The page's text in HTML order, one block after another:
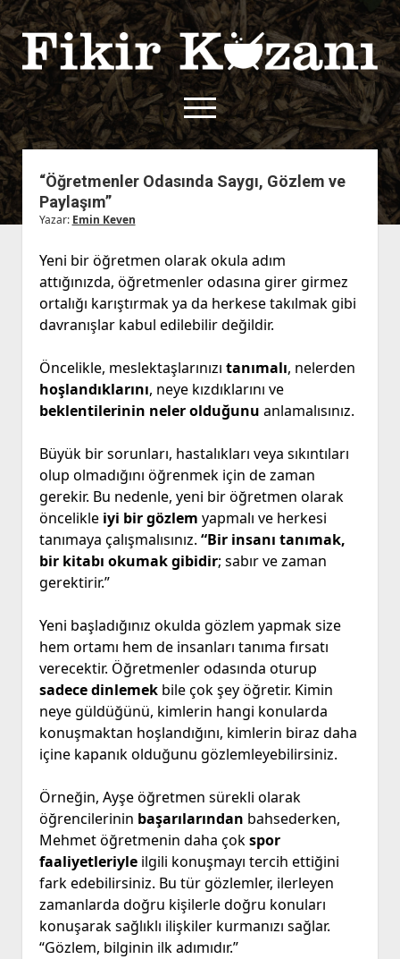
Fikir
Kazanı
menüyü
aç
twitterfacebook
rss
Gizlilik Politikası
Çerez Politikası
İletişim
Başvuru
“Öğretmenler Odasında Saygı, Gözlem ve
Paylaşım”
Yazar: Emin Keven
Yeni bir öğretmen olarak okula adım
attığınızda, öğretmenler odasına girer girmez
ortalığı karıştırmak ya da herkese takılmak gibi
davranışlar kabul edilebilir değildir.
Öncelikle, meslektaşlarınızı tanımalı, nelerden
hoşlandıklarını, neye kızdıklarını ve
beklentilerinin neler olduğunu anlamalısınız.
Büyük bir sorunları, hastalıkları veya sıkıntıları
olup olmadığını öğrenmek için de zaman
gerekir. Bu nedenle, yeni bir öğretmen olarak
öncelikle iyi bir gözlem yapmalı ve herkesi
tanımaya çalışmalısınız. “Bir insanı tanımak,
bir kitabı okumak gibidir; sabır ve zaman
gerektirir.”
Yeni başladığınız okulda gözlem yapmak size
hem ortamı hem de insanları tanıma fırsatı
verecektir. Öğretmenler odasında oturup
sadece dinlemekbile çok şey öğretir. Kimin
neye güldüğünü, kimlerin hangi konularda
konuşmaktan hoşlandığını, kimlerin biraz daha
içine kapanık olduğunu gözlemleyebilirsiniz.
Örneğin, Ayşe öğretmen sürekli olarak
öğrencilerinin başarılarından bahsederken,
Mehmet öğretmenin daha çokspor
faaliyetleriyleilgili konuşmayı tercih ettiğini
fark edebilirsiniz. Bu tür gözlemler, ilerleyen
zamanlarda doğru kişilerle doğru konuları
konuşarak sağlıklı ilişkiler kurmanızı sağlar.
“Gözlem, bilginin ilk adımıdır.”